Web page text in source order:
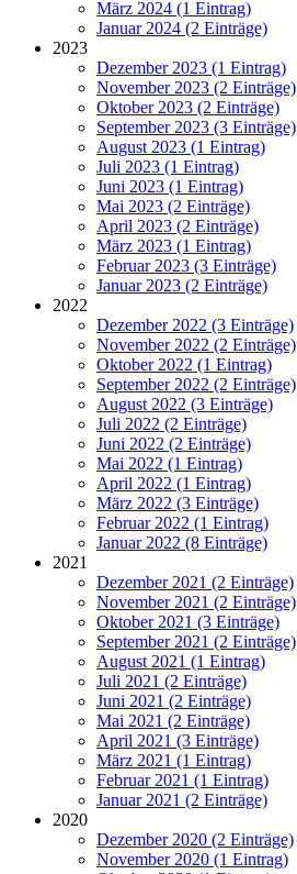
März 2024 (1 Eintrag)
Januar 2024 (2 Einträge)
2023
Dezember 2023 (1 Eintrag)
November 2023 (2 Einträge)
Oktober 2023 (2 Einträge)
September 2023 (3 Einträge)
August 2023 (1 Eintrag)
Juli 2023 (1 Eintrag)
Juni 2023 (1 Eintrag)
Mai 2023 (2 Einträge)
April 2023 (2 Einträge)
März 2023 (1 Eintrag)
Februar 2023 (3 Einträge)
Januar 2023 (2 Einträge)
2022
Dezember 2022 (3 Einträge)
November 2022 (2 Einträge)
Oktober 2022 (1 Eintrag)
September 2022 (2 Einträge)
August 2022 (3 Einträge)
Juli 2022 (2 Einträge)
Juni 2022 (2 Einträge)
Mai 2022 (1 Eintrag)
April 2022 (1 Eintrag)
März 2022 (3 Einträge)
Februar 2022 (1 Eintrag)
Januar 2022 (8 Einträge)
2021
Dezember 2021 (2 Einträge)
November 2021 (2 Einträge)
Oktober 2021 (3 Einträge)
September 2021 (2 Einträge)
August 2021 (1 Eintrag)
Juli 2021 (2 Einträge)
Juni 2021 (2 Einträge)
Mai 2021 (2 Einträge)
April 2021 (3 Einträge)
März 2021 (1 Eintrag)
Februar 2021 (1 Eintrag)
Januar 2021 (2 Einträge)
2020
Dezember 2020 (2 Einträge)
November 2020 (1 Eintrag)